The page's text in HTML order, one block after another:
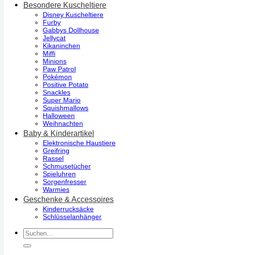
Besondere Kuscheltiere
Disney Kuscheltiere
Furby
Gabbys Dollhouse
Jellycat
Kikaninchen
Miffi
Minions
Paw Patrol
Pokémon
Positive Potato
Snackles
Super Mario
Squishmallows
Halloween
Weihnachten
Baby & Kinderartikel
Elektronische Haustiere
Greifring
Rassel
Schmusetücher
Spieluhren
Sorgenfresser
Warmies
Geschenke & Accessoires
Kinderrucksäcke
Schlüsselanhänger
Suchen